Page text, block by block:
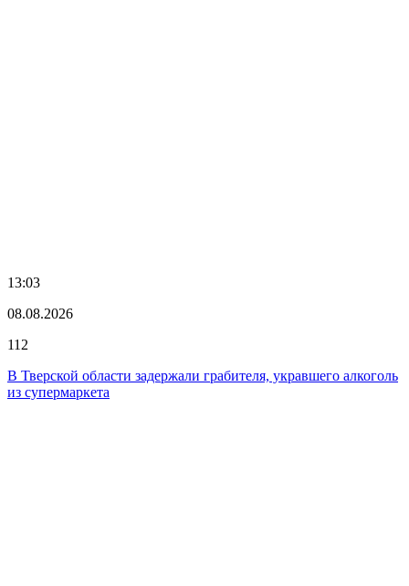
13:03
08.08.2026
112
В Тверской области задержали грабителя, укравшего алкоголь
из супермаркета